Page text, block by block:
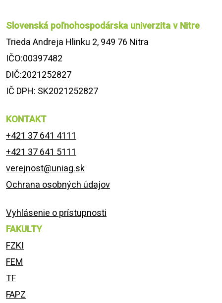
Slovenská poľnohospodárska univerzita v Nitre
Trieda Andreja Hlinku 2, 949 76 Nitra
IČO:00397482
DIČ:2021252827
IČ DPH: SK2021252827
KONTAKT
+421 37 641 4111
+421 37 641 5111
verejnost@uniag.sk
Ochrana osobných údajov
Vyhlásenie o prístupnosti
FAKULTY
FZKI
FEM
TF
FAPZ